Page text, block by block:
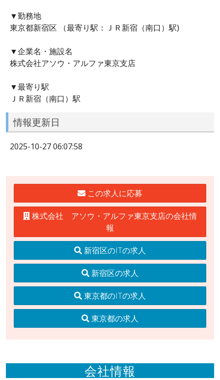
▼勤務地
東京都新宿区 （最寄り駅：ＪＲ新宿（南口）駅)
▼企業名・施設名
株式会社アソウ・アルファ東京支店
▼最寄り駅
ＪＲ新宿（南口）駅
情報更新日
2025-10-27 06:07:58
この求人に応募
株式会社 アソウ・アルファ東京支店の会社情
報
新宿区のITの求人
新宿区の求人
東京都のITの求人
東京都の求人
会社情報